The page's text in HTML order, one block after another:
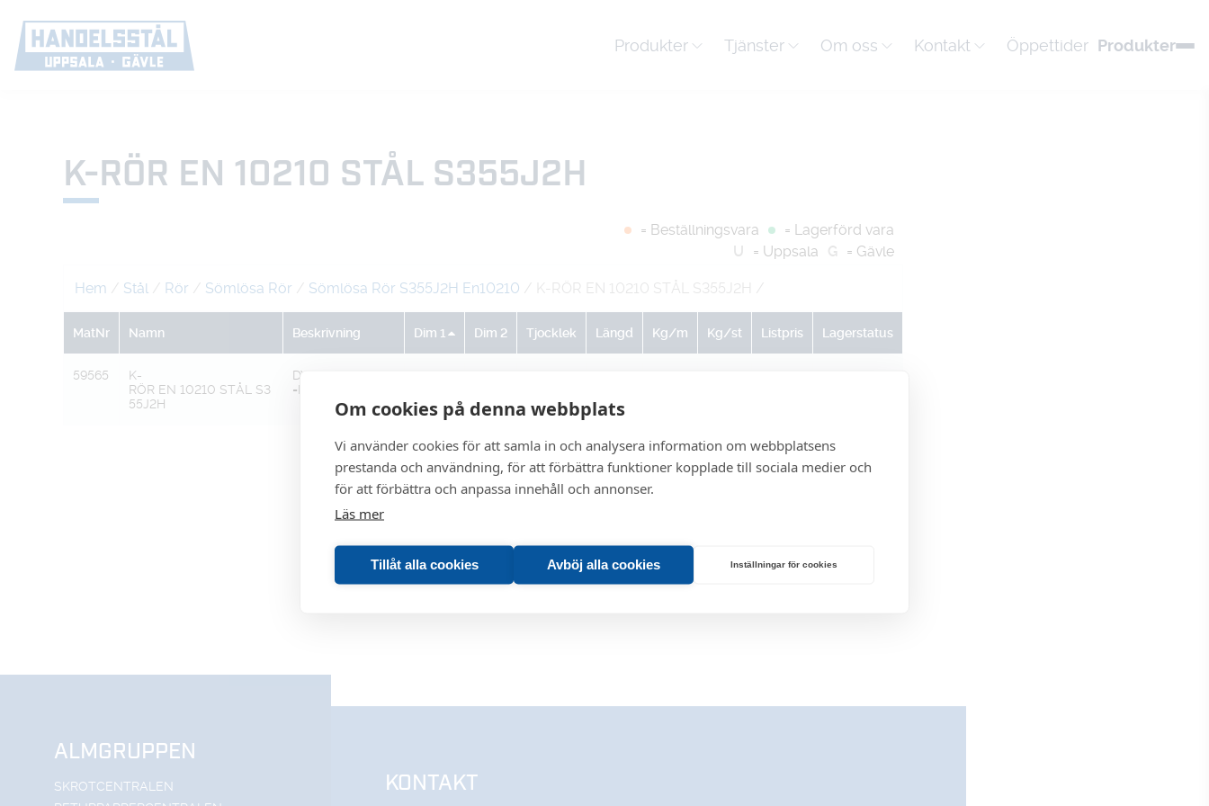
Om cookies på denna webbplats
Vi använder cookies för att samla in och analysera information om webbplatsens
prestanda och användning, för att förbättra funktioner kopplade till sociala medier och
för att förbättra och anpassa innehåll och annonser.
Läs mer
Tillåt alla cookies Avböj alla cookies Inställningar för cookies
Produkter Tjänster Om oss Kontakt Öppettider Produkter
K-RÖR EN 10210 STÅL S355J2H
= Beställningsvara
= Lagerförd vara
U
= Uppsala G = Gävle
Hem / Stål / Rör / Sömlösa Rör / Sömlösa Rör S355J2H En10210 / K-RÖR EN 10210 STÅL S355J2H /
MatNr Namn Beskrivning Dim 1 Dim 2 Tjocklek Längd Kg/m Kg/st Listpris Lagerstatus
59565
K-
RÖR EN 10210 STÅL S3
55J2H
DY54,0 XT8,8
=DI36,4
ALMGRUPPEN
SKROTCENTRALEN
KONTAKT